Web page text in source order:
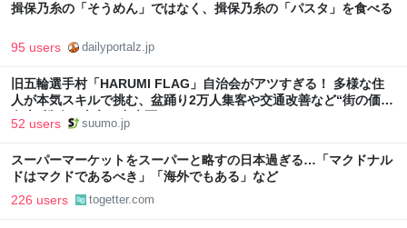
揖保乃糸の「そうめん」ではなく、揖保乃糸の「パスタ」を食べる
95 users dailyportalz.jp
旧五輪選手村「HARUMI FLAG」自治会がアツすぎる！ 多様な住
人が本気スキルで挑む、盆踊り2万人集客や交通改善など“街の価値
向上”戦略 東京・中央区
52 users suumo.jp
スーパーマーケットをスーパーと略すの日本過ぎる…「マクドナル
ドはマクドであるべき」「海外でもある」など
226 users togetter.com